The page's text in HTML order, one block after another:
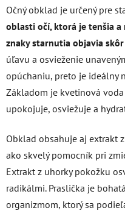
Očný obklad je určený pre
oblasti očí, ktorá je tenšia a
znaky starnutia objavia
úľavu a osvieženie
opúchaniu, preto je ideálny
Základom je kvetinová
upokojuje, osviežuje a
Obklad obsahuje aj extrakt
ako skvelý pomocník pri
Extrakt z uhorky pokožku
radikálmi. Praslička je
organizmom, ktorý sa